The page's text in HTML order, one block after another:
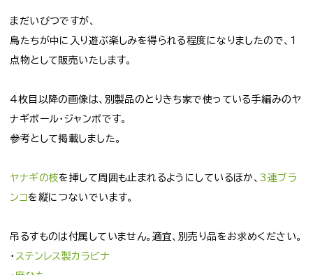
まだいびつですが、
鳥たちが中に入り遊ぶ楽しみを得られる程度になりましたので、1
点物として販売いたします。
4枚目以降の画像は、別製品のとりきち家で使っている手編みのヤ
ナギボール・ジャンボです。
参考として掲載しました。
ヤナギの枝を挿して周囲も止まれるようにしているほか、 3連ブラ
ンコを縦につないでいます。
吊るすものは付属していません。適宜、別売り品をお求めください。
・ ステンレス製カラビナ